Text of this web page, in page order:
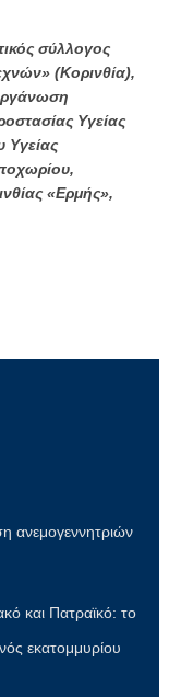
σύλλογος
(Κορινθία),
Υγείας
Υγείας
«Ερμής»,
ανεμογεννητριών
και Πατραϊκό: το
εκατομμυρίου